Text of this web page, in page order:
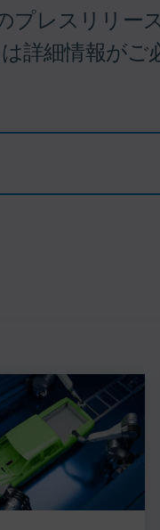
プレスリリー
詳細情報がご